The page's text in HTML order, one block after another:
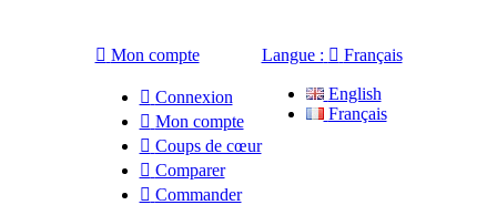
 Mon compte
 Connexion
 Mon compte
 Coups de cœur
 Comparer
 Commander
Langue :  Français
English
Français